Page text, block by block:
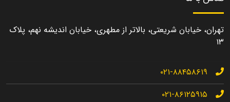
تهران، خیابان شریعتی، بالاتر از مطهری، خیابان اندیشه نهم، پلاک
۱۳
۰۲۱-۸۸۴۵۸۶۱۹
۰۲۱-۸۶۱۲۵۹۱۵